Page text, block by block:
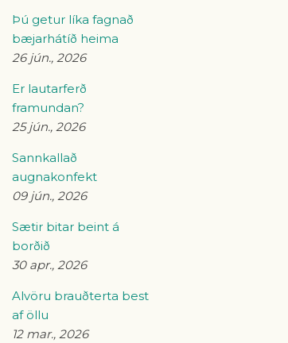
Þú getur líka fagnað
bæjarhátíð heima
26 jún., 2026
Er lautarferð
framundan?
25 jún., 2026
Sannkallað
augnakonfekt
09 jún., 2026
Sætir bitar beint á
borðið
30 apr., 2026
Alvöru brauðterta best
af öllu
12 mar., 2026